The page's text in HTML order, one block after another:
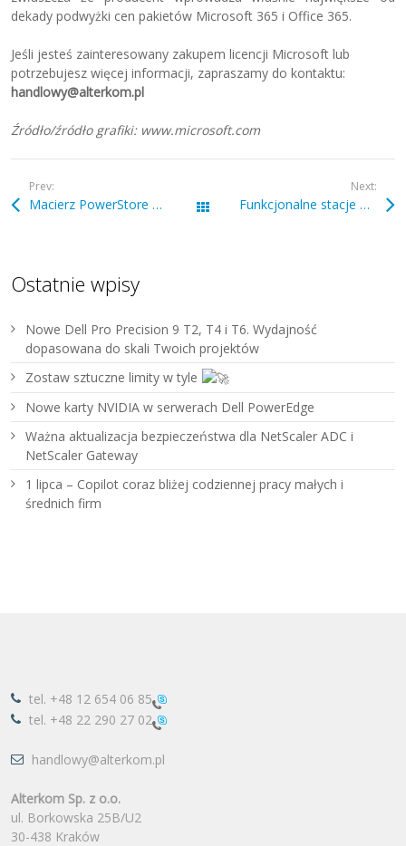
dekady podwyżki cen pakietów Microsoft 365 i Office 365.
Jeśli jesteś zainteresowany zakupem licencji Microsoft lub
potrzebujesz więcej informacji, zapraszamy do kontaktu:
handlowy@alterkom.pl
Źródło/źródło grafiki: www.microsoft.com
Prev:
Macierz PowerStore 500 w ofercie Alterkom Wszystkie wpisy
Next:
Funkcjonalne stacje dokujące i mobilne adaptery
Ostatnie wpisy
Nowe Dell Pro Precision 9 T2, T4 i T6. Wydajność
dopasowana do skali Twoich projektów
Zostaw sztuczne limity w tyle
Nowe karty NVIDIA w serwerach Dell PowerEdge
Ważna aktualizacja bezpieczeństwa dla NetScaler ADC i
NetScaler Gateway
1 lipca – Copilot coraz bliżej codziennej pracy małych i
średnich firm
tel. +48 12 654 06 85
tel. +48 22 290 27 02
handlowy@alterkom.pl
Alterkom Sp. z o.o.
ul. Borkowska 25B/U2
30-438 Kraków